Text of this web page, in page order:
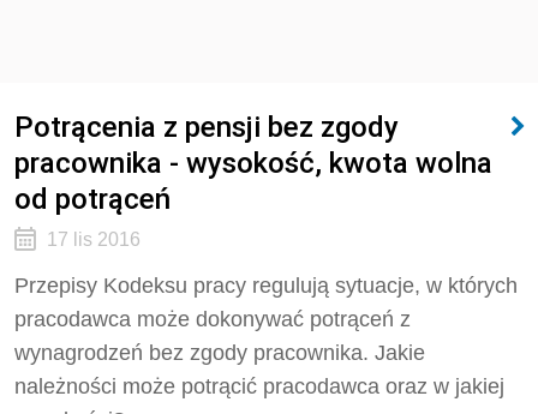
Potrącenia z pensji bez zgody
pracownika - wysokość, kwota wolna
od potrąceń
17 lis 2016
Przepisy Kodeksu pracy regulują sytuacje, w których
pracodawca może dokonywać potrąceń z
wynagrodzeń bez zgody pracownika. Jakie
należności może potrącić pracodawca oraz w jakiej